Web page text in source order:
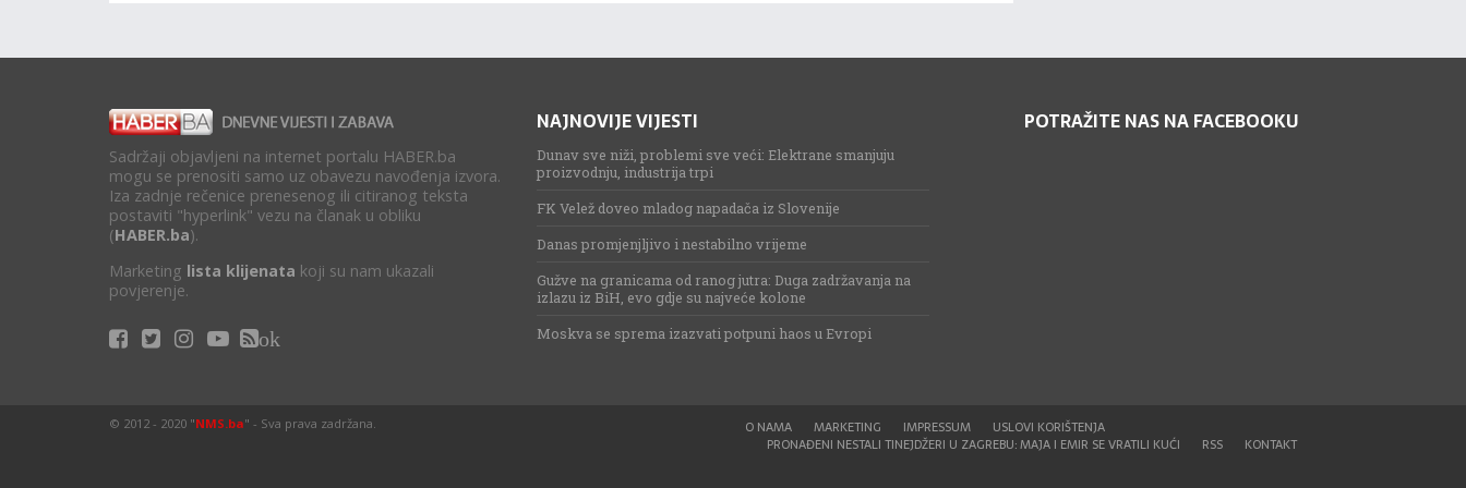
Sadržaji objavljeni na internet portalu HABER.ba
mogu se prenositi samo uz obavezu navođenja izvora.
Iza zadnje rečenice prenesenog ili citiranog teksta
postaviti "hyperlink" vezu na članak u obliku
(HABER.ba).
Marketing lista klijenata koji su nam ukazali
povjerenje.
ok
NAJNOVIJE VIJESTI
Dunav sve niži, problemi sve veći: Elektrane smanjuju
proizvodnju, industrija trpi
FK Velež doveo mladog napadača iz Slovenije
Danas promjenjljivo i nestabilno vrijeme
Gužve na granicama od ranog jutra: Duga zadržavanja na
izlazu iz BiH, evo gdje su najveće kolone
Moskva se sprema izazvati potpuni haos u Evropi
POTRAŽITE NAS NA FACEBOOKU
O NAMA MARKETING IMPRESSUM
USLOVI KORIŠTENJA
PRONAĐENI NESTALI TINEJDŽERI U ZAGREBU: MAJA I EMIR SE VRATILI KUĆI
RSS KONTAKT
© 2012 - 2020 "NMS.ba" - Sva prava zadržana.